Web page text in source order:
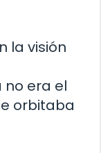
la visión
era el
orbitaba